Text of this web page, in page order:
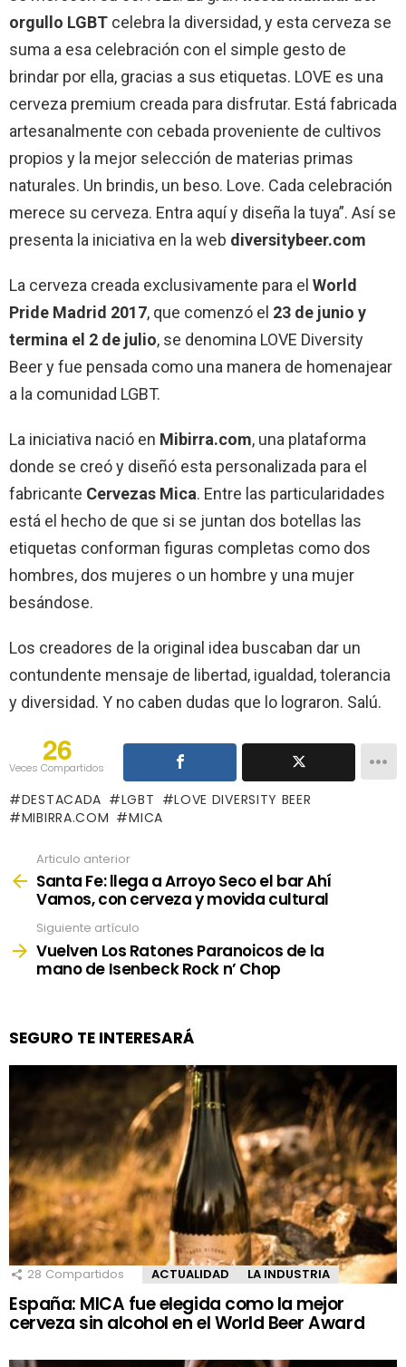
orgullo LGBT celebra la diversidad, y esta cerveza se
suma a esa celebración con el simple gesto de
brindar por ella, gracias a sus etiquetas. LOVE es una
cerveza premium creada para disfrutar. Está fabricada
artesanalmente con cebada proveniente de cultivos
propios y la mejor selección de materias primas
naturales. Un brindis, un beso. Love. Cada celebración
merece su cerveza. Entra aquí y diseña la tuya”. Así se
presenta la iniciativa en la web diversitybeer.com
La cerveza creada exclusivamente para el World
Pride Madrid 2017, que comenzó el 23 de junio y
termina el 2 de julio, se denomina LOVE Diversity
Beer y fue pensada como una manera de homenajear
a la comunidad LGBT.
La iniciativa nació en Mibirra.com, una plataforma
donde se creó y diseñó esta personalizada para el
fabricante Cervezas Mica. Entre las particularidades
está el hecho de que si se juntan dos botellas las
etiquetas conforman figuras completas como dos
hombres, dos mujeres o un hombre y una mujer
besándose.
Los creadores de la original idea buscaban dar un
contundente mensaje de libertad, igualdad, tolerancia
y diversidad. Y no caben dudas que lo lograron. Salú.
26
Veces Compartidos
DESTACADA LGBT
LOVE DIVERSITY BEER
MIBIRRA.COM
MICA
more
Articulo anterior
Santa Fe: llega a Arroyo Seco el bar Ahí
Vamos, con cerveza y movida cultural
Siguiente artículo
Vuelven Los Ratones Paranoicos de la
mano de Isenbeck Rock n’ Chop
SEGURO TE INTERESARÁ
28 Compartidos ACTUALIDAD LA INDUSTRIA
España: MICA fue elegida como la mejor
cerveza sin alcohol en el World Beer Award